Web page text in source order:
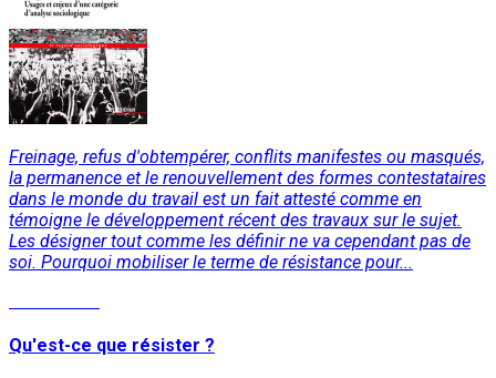
Freinage, refus d'obtempérer, conflits manifestes ou masqués,
la permanence et le renouvellement des formes contestataires
dans le monde du travail est un fait attesté comme en
témoigne le développement récent des travaux sur le sujet.
Les désigner tout comme les définir ne va cependant pas de
soi. Pourquoi mobiliser le terme de résistance pour...
Qu'est-ce que résister ?